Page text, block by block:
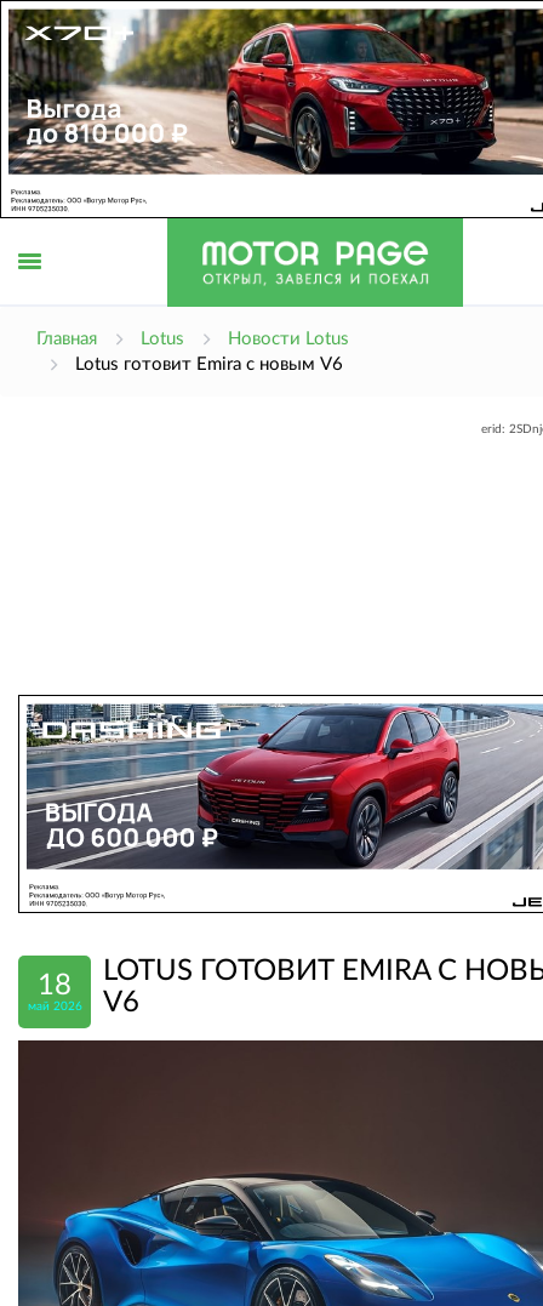
Главная Lotus
Новости Lotus
Lotus готовит Emira с новым V6
erid:
18
май 2026
LOTUS ГОТОВИТ EMIRA С
V6